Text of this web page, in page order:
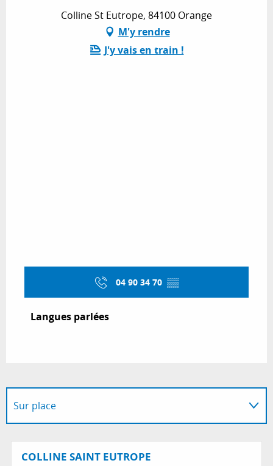
Colline St Eutrope, 84100 Orange
M'y rendre
J'y vais en train !
04 90 34 70 ▒▒
Langues parlées
Langues parlées
Sur place
En lien avec
COLLINE SAINT EUTROPE